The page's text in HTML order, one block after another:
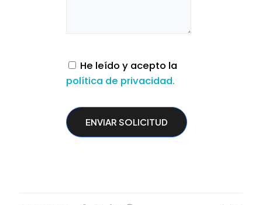
He leído y acepto la
política de privacidad.